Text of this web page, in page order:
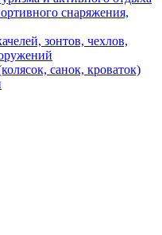
снаряжения,
зонтов, чехлов,
санок, кроваток)